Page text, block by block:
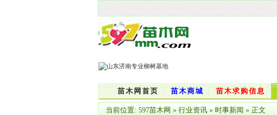
苗木网首页 苗木商城 苗木求购信息
当前位置: 597苗木网 » 行业资讯 » 时事新闻 » 正文